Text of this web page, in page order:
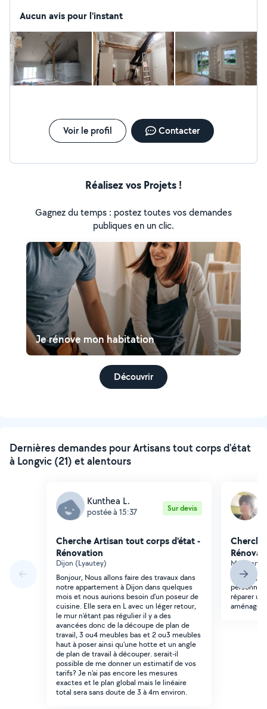
Aucun avis pour l'instant
Voir le profil Contacter
Réalisez vos Projets !
Gagnez du temps : postez toutes vos demandes
publiques en un clic.
Je rénove mon habitation
Découvrir
Dernières demandes pour Artisans tout corps d'état
à Longvic (21) et alentours
Kunthea L.
postée à 15:37 Sur devis
Cherche Artisan tout corps d'état -
Rénovation
Dijon (Lyautey)
Bonjour, Nous allons faire des travaux dans
notre appartement à Dijon dans quelques
mois et nous aurions besoin d'un poseur de
cuisine. Elle sera en L avec un léger retour,
le mur n'étant pas régulier il y a des
avancées donc de la découpe de plan de
travail, 3 ou4 meubles bas et 2 ou3 meubles
haut à poser ainsi qu'une hotte et un angle
de plan de travail à découper. serait-il
possible de me donner un estimatif de vos
tarifs? Je n'ai pas encore les mesures
exactes et le plan global mais le linéaire
total sera sans doute de 3 à 4m environ.
Bonjour,
personne
réparer un
aménagé